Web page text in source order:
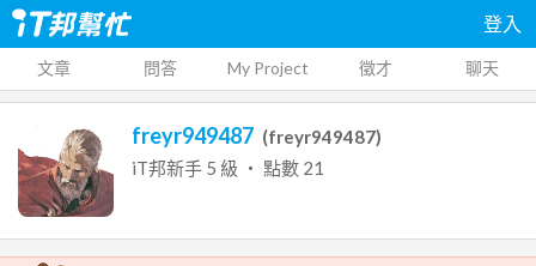
登入
文章 問答 My Project 徵才 聊天
freyr949487 (freyr949487)
iT邦新手 5 級 ‧ 點數 21